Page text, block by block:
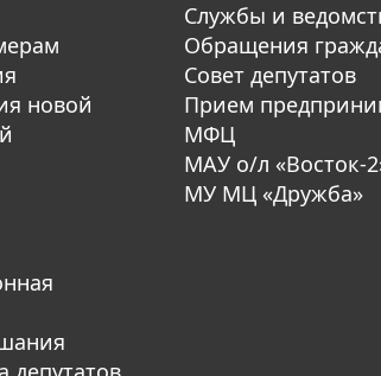
новой
Службы и
Обращения
Совет депутатов
Прием
МФЦ
МАУ о/л «Восток-
МУ МЦ «Дружба»